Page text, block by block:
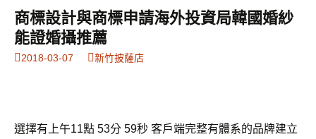
內
容
鍵
字:
商標設計與商標申請海外投資局韓國婚紗
能證婚攝推薦
2018-03-07 新竹披薩店
選擇有上午11點 53分 59秒 客戶端完整有體系的品牌建立